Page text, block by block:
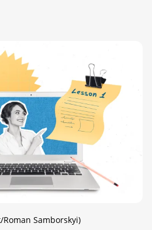
Samborskyi)